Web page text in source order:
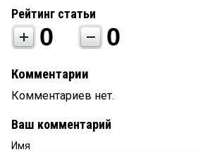
Рейтинг статьи
0 0
Комментарии
Комментариев нет.
Ваш комментарий
Имя